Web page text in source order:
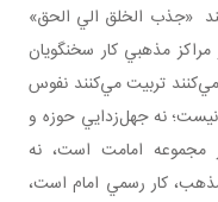
«جذب الخلق الي الحق»
مذهبي کار سخنگويان
مي‌کنند تربيت مي‌کنند نفوس
نيست؛ نه جهل‌زدايي حوزه و
مجموعه امامت است، نه
کار رسمي امام است،